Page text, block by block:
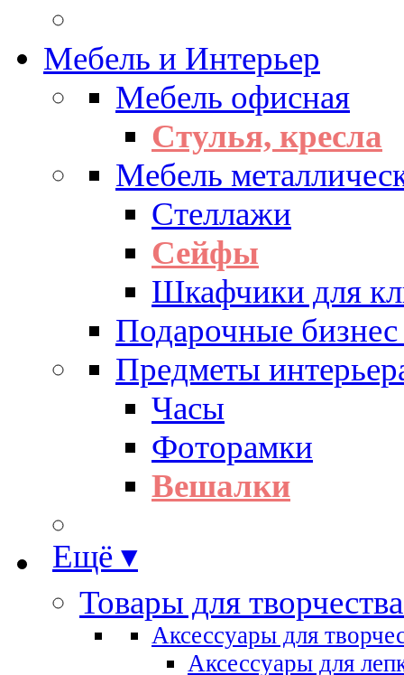
Мебель и Интерьер
Мебель офисная
Стулья, кресла
Мебель
Стеллажи
Сейфы
Шкафчики для
Подарочные бизнес
Предметы
Часы
Фоторамки
Вешалки
Ещё ▾
Товары для
Аксессуары для
Аксессуары для